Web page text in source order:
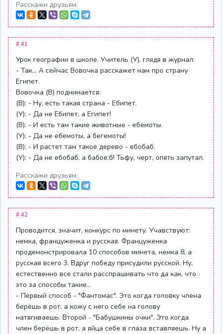
Расскажи друзьям:
# 41
Урок географии в школе. Учитель (У), глядя в журнал:
- Так... А сейчас Вовочка расскажет нам про страну
Египет.
Вовочка (В) поднимается:
(В): - Ну, есть такая страна - Ебипет.
(У): - Да не Ебипет, а Египет!
(В): - И есть там такие животные - ебемоты.
(У): - Да не ебемоты, а бегемоты!
(В): - И растет там такое дерево - ебобаб.
(У): - Да не ебобаб, а бабое:б! Тьфу, черт, опять запутал.
Расскажи друзьям:
# 42
Проводится, значит, конкурс по минету. Учавствуют:
немка, француженка и русская. Француженка
продемонстрировала 10 способов минета, немка 8, а
русская всего 3. Вдруг победу присудили русской. Ну,
естественно все стали расспрашивать что да как, что
это за способы такие...
- Первый способ - "Фантомас". Это когда головку члена
берёшь в рот, а кожу с него себе на голову
натягиваешь. Второй - "Бабушкины очки". Это когда
член берёшь в рот, а яйца себе в глаза вставляешь. Ну а